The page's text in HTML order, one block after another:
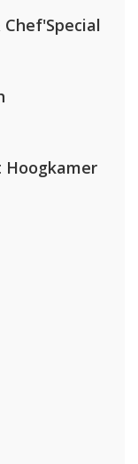
Hoogkamer